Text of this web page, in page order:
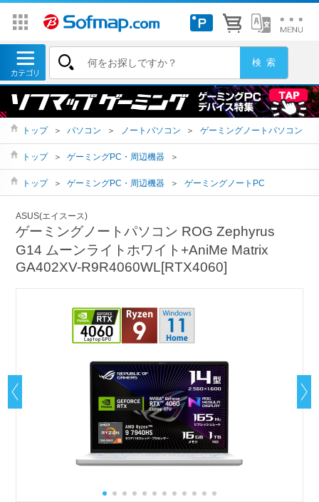
トップ ＞ パソコン ＞ ノートパソコン ＞ ゲーミングノートパソコン
トップ ＞ ゲーミングPC・周辺機器 ＞
トップ ＞ ゲーミングPC・周辺機器 ＞ ゲーミングノートPC
ASUS(エイスース)
ゲーミングノートパソコン ROG Zephyrus
G14 ムーンライトホワイト+AniMe Matrix
GA402XV-R9R4060WL[RTX4060]